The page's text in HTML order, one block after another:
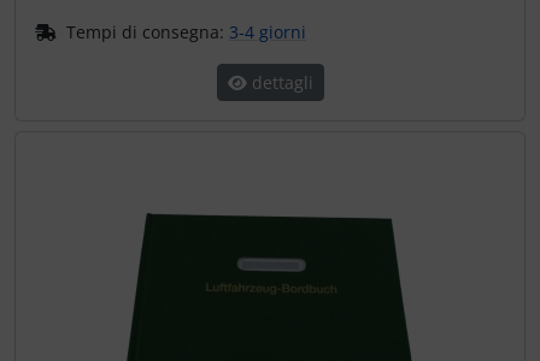
Tempi di consegna: 3-4 giorni
dettagli